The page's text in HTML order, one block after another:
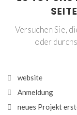
Versuchen Sie,
oder
website
Anmeldung
neues Projekt